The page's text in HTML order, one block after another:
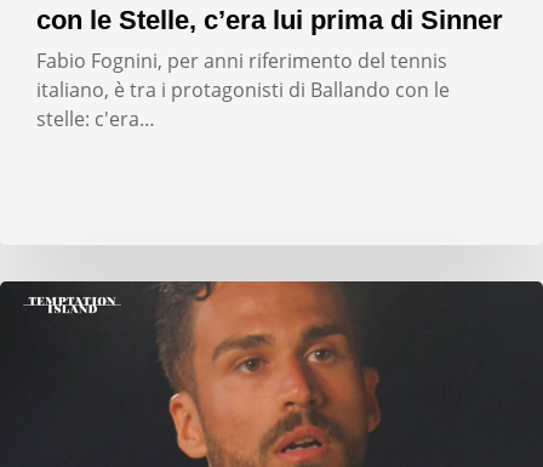
con le Stelle, c’era lui prima di Sinner
Fabio Fognini, per anni riferimento del tennis
italiano, è tra i protagonisti di Ballando con le
stelle: c'era…